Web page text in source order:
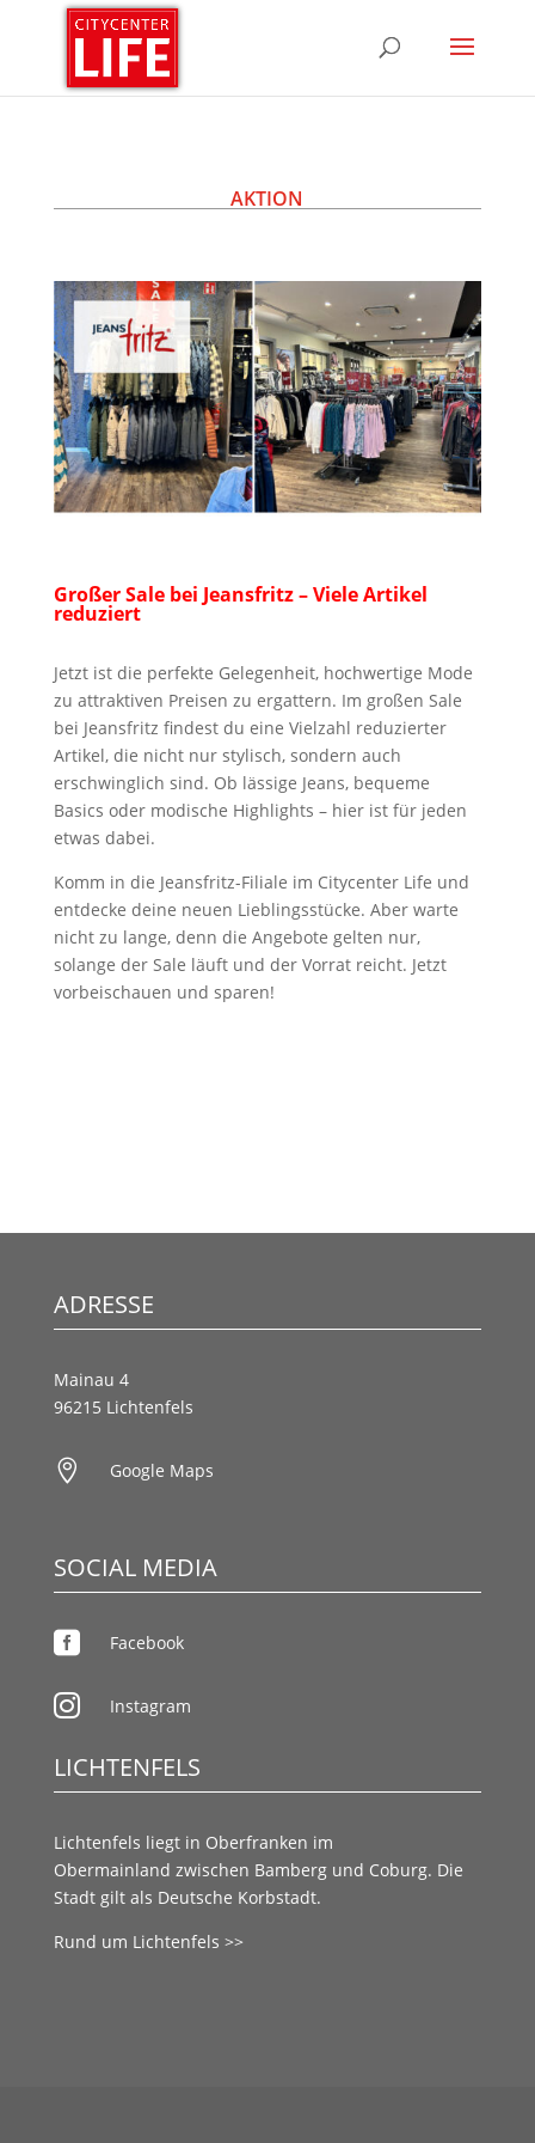
AKTION
Großer Sale bei Jeansfritz – Viele Artikel
reduziert
Jetzt ist die perfekte Gelegenheit, hochwertige Mode
zu attraktiven Preisen zu ergattern. Im großen Sale
bei Jeansfritz findest du eine Vielzahl reduzierter
Artikel, die nicht nur stylisch, sondern auch
erschwinglich sind. Ob lässige Jeans, bequeme
Basics oder modische Highlights – hier ist für jeden
etwas dabei.
Komm in die Jeansfritz-Filiale im Citycenter Life und
entdecke deine neuen Lieblingsstücke. Aber warte
nicht zu lange, denn die Angebote gelten nur,
solange der Sale läuft und der Vorrat reicht. Jetzt
vorbeischauen und sparen!
ADRESSE
Mainau 4
96215 Lichtenfels
 Google Maps
SOCIAL MEDIA
 Facebook
 Instagram
LICHTENFELS
Lichtenfels liegt in Oberfranken im
Obermainland zwischen Bambergund Coburg. Die
Stadt gilt als Deutsche Korbstadt.
Rund um Lichtenfels >>